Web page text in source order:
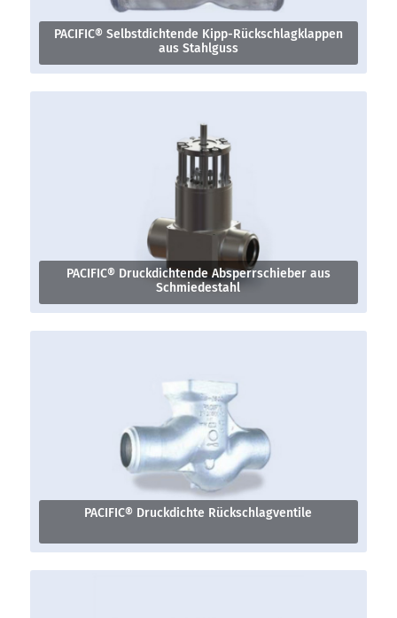
PACIFIC® Selbstdichtende Kipp-Rückschlagklappen
aus Stahlguss
PACIFIC® Druckdichtende Absperrschieber aus
Schmiedestahl
PACIFIC® Druckdichte Rückschlagventile